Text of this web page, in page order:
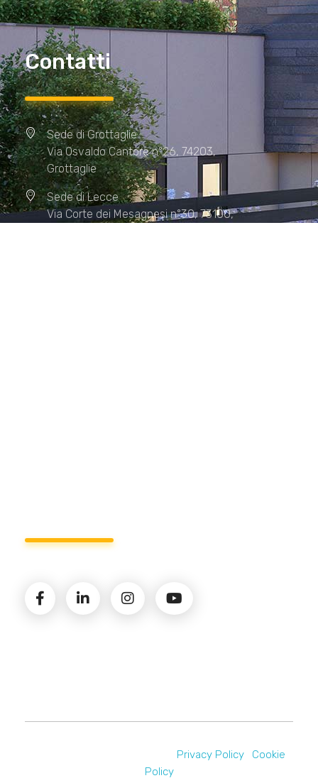
Contatti
Sede di Grottaglie
Via Osvaldo Cantore n°26, 74203,
Grottaglie
Sede di Lecce
Via Corte dei Mesagnesi n°30, 73100,
Privacy Policy| Cookie
Policy